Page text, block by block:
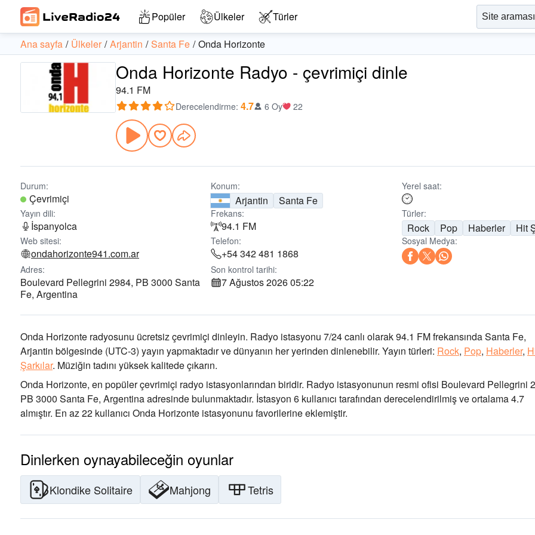
Popüler Ülkeler Türler
Ana sayfa Ülkeler Arjantin Santa Fe Onda Horizonte
Onda Horizonte Radyo - çevrimiçi dinle
94.1 FM
Derecelendirme: 4.7 6 Oy 22
Durum:
Çevrimiçi
Konum:
Arjantin Santa Fe
Yerel saat:
Yayın dili:
İspanyolca
Frekans:
94.1 FM
Türler:
Rock Pop Haberler Hit
Web sitesi:
ondahorizonte941.com.ar
Telefon:
+54 342 481 1868
Sosyal Medya:
Adres:
Boulevard Pellegrini 2984, PB 3000 Santa
Fe, Argentina
Son kontrol tarihi:
7 Ağustos 2026 05:22
Onda Horizonte radyosunu ücretsiz çevrimiçi dinleyin. Radyo istasyonu 7/24 canlı olarak94.1 FM frekansındaSanta Fe,
Arjantin bölgesinde (UTC-3) yayın yapmaktadır ve dünyanın her yerinden dinlenebilir. Yayın türleri: Rock, Pop, Haberler,
Şarkılar. Müziğin tadını yüksek kalitede çıkarın.
Onda Horizonte, en popüler çevrimiçi radyo istasyonlarından biridir. Radyo istasyonunun resmi ofisi Boulevard Pellegrini
PB 3000 Santa Fe, Argentina adresinde bulunmaktadır. İstasyon 6 kullanıcı tarafından derecelendirilmiş ve ortalama 4.7
almıştır. En az 22 kullanıcı Onda Horizonte istasyonunu favorilerine eklemiştir.
Dinlerken oynayabileceğin oyunlar
Klondike Solitaire Mahjong Tetris